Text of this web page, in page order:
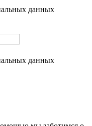
данных
данных